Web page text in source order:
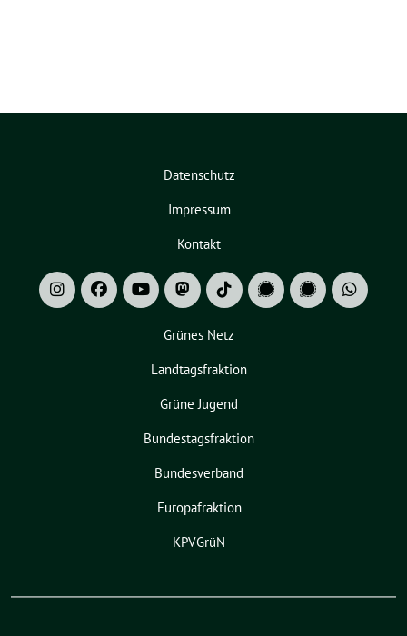
Datenschutz
Impressum
Kontakt
Grünes Netz
Landtagsfraktion
Grüne Jugend
Bundestagsfraktion
Bundesverband
Europafraktion
KPVGrüN